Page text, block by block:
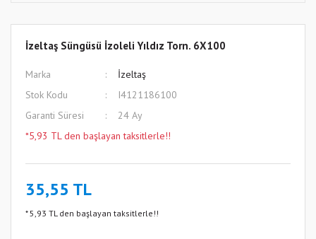
İzeltaş Süngüsü İzoleli Yıldız Torn. 6X100
Marka
İzeltaş
Stok Kodu
I4121186100
Garanti Süresi
24 Ay
*5,93 TL den başlayan taksitlerle!!
35,55 TL
* 5,93 TL den başlayan taksitlerle!!